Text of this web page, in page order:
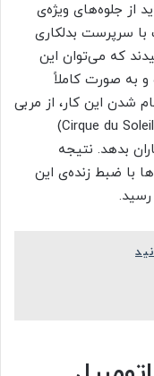
از جلوه‌های ویژه‌ی
با سرپرست بدلکاری
که می‌توان این
و به صورت کاملاً
شدن این کار، از مربی
حرکات نمایشی با میله در سیرک آفتاب (Cirque du Soleil)
بدهد. نتیجه
با ضبط زنده‌ی این